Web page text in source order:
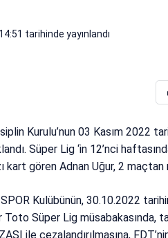
tarihinde yayınlandı
Kurulu’nun 03 Kasım 2022
Süper Lig ‘in 12’nci
kart gören Adnan Uğur, 2
Kulübünün, 30.10.2022
Toto Süper Lig müsabakasında,
ile cezalandırılmasına,